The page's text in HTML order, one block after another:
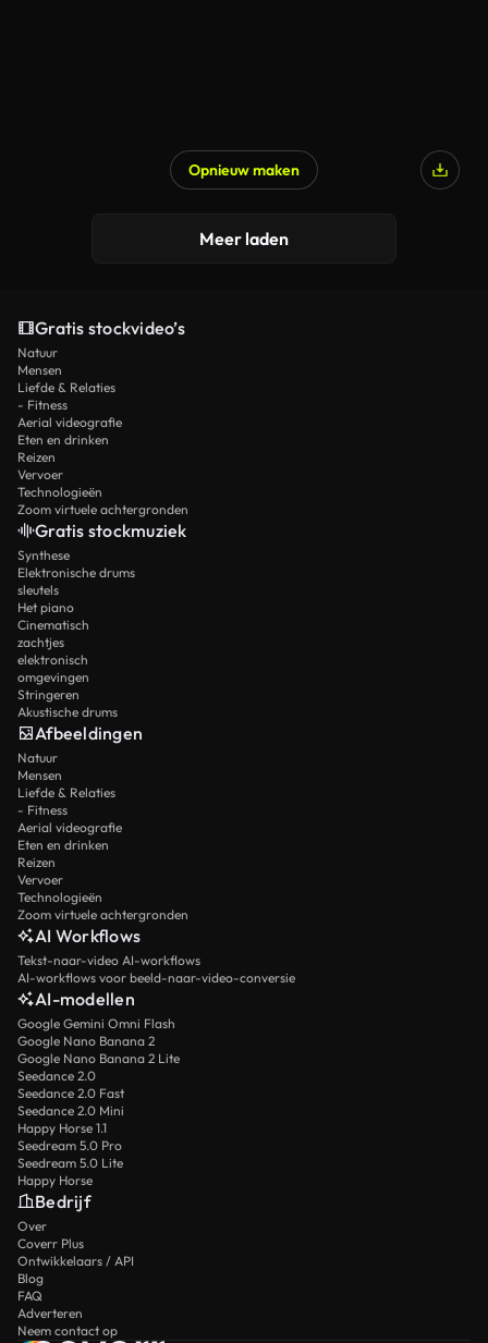
Opnieuw maken
Meer laden
Gratis stockvideo’s
Natuur
Mensen
Liefde & Relaties
- Fitness
Aerial videografie
Eten en drinken
Reizen
Vervoer
Technologieën
Zoom virtuele achtergronden
Gratis stockmuziek
Synthese
Elektronische drums
sleutels
Het piano
Cinematisch
zachtjes
elektronisch
omgevingen
Stringeren
Akustische drums
Afbeeldingen
Natuur
Mensen
Liefde & Relaties
- Fitness
Aerial videografie
Eten en drinken
Reizen
Vervoer
Technologieën
Zoom virtuele achtergronden
AI Workflows
Tekst-naar-video AI-workflows
AI-workflows voor beeld-naar-video-conversie
AI-modellen
Google Gemini Omni Flash
Google Nano Banana 2
Google Nano Banana 2 Lite
Seedance 2.0
Seedance 2.0 Fast
Seedance 2.0 Mini
Happy Horse 1.1
Seedream 5.0 Pro
Seedream 5.0 Lite
Happy Horse
Bedrijf
Over
Coverr Plus
Ontwikkelaars / API
Blog
FAQ
Adverteren
Neem contact op